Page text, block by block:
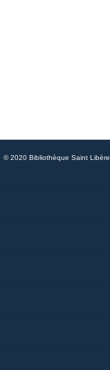
© 2020 Bibliothèque Saint Libère